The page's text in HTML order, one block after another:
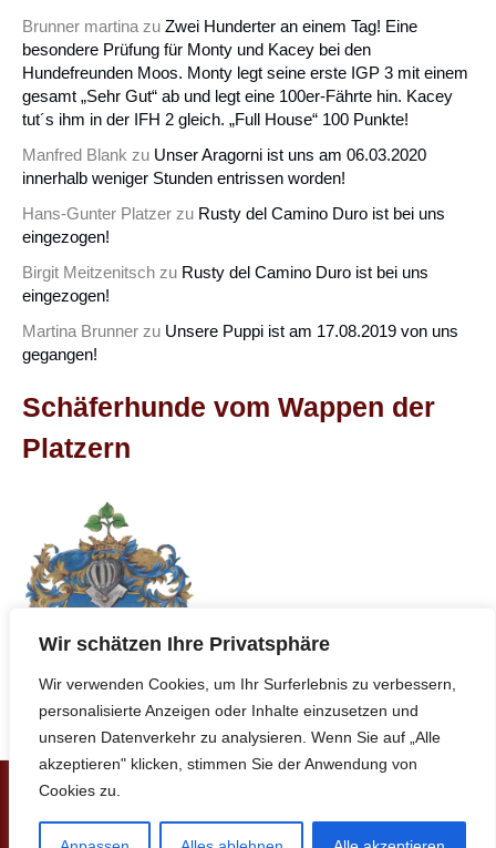
Wir schätzen Ihre Privatsphäre
Wir verwenden Cookies, um Ihr Surferlebnis zu verbessern,
personalisierte Anzeigen oder Inhalte einzusetzen und
unseren Datenverkehr zu analysieren. Wenn Sie auf „Alle
akzeptieren" klicken, stimmen Sie der Anwendung von
Cookies zu.
Brunner martina zu Zwei Hunderter an einem Tag! Eine
besondere Prüfung für Monty und Kacey bei den
Hundefreunden Moos. Monty legt seine erste IGP 3 mit einem
gesamt „Sehr Gut“ ab und legt eine 100er-Fährte hin. Kacey
tut´s ihm in der IFH 2 gleich. „Full House“ 100 Punkte!
Manfred Blank zu Unser Aragorni ist uns am 06.03.2020
innerhalb weniger Stunden entrissen worden!
Hans-Gunter Platzer zu Rusty del Camino Duro ist bei uns
eingezogen!
Birgit Meitzenitsch zu Rusty del Camino Duro ist bei uns
eingezogen!
Martina Brunner zu Unsere Puppi ist am 17.08.2019 von uns
gegangen!
Schäferhunde vom Wappen der
Platzern